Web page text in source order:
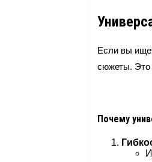
Если вы
сюжеты. Это
Почему